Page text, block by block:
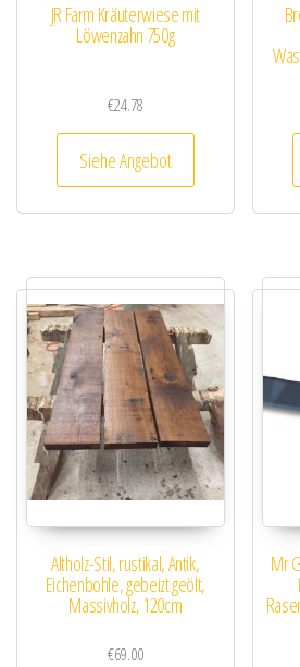
JR Farm Kräuterwiese mit
Löwenzahn 750g
€24.78
Siehe Angebot
Altholz-Stil, rustikal, Antik,
Eichenbohle, gebeizt geölt,
Massivholz, 120cm
€69.00
Mr